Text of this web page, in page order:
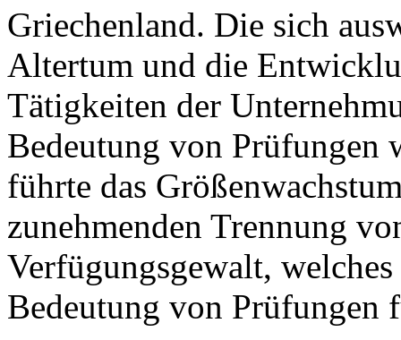
Griechenland. Die sich
Altertum und die
Tätigkeiten der
Bedeutung von Prüfungen
führte das
zunehmenden Trennung
Verfügungsgewalt,
Bedeutung von Prüfungen